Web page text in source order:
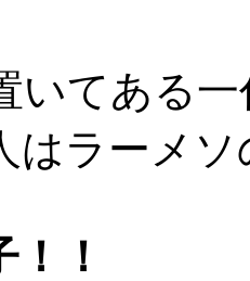
いてある
はラーメ
！